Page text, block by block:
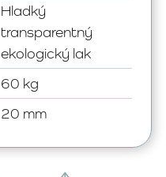
Hladký
transparentný
ekologický lak
60 kg
20 mm